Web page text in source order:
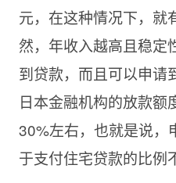
元，在这种情况下，就
然，年收入越高且稳定
到贷款，而且可以申请
日本金融机构的放款额
30%左右，也就是说，
于支付住宅贷款的比例